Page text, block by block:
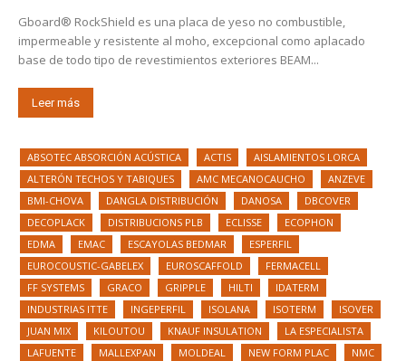
Gboard® RockShield es una placa de yeso no combustible,
impermeable y resistente al moho, excepcional como aplacado
base de todo tipo de revestimientos exteriores BEAM...
Leer más
ABSOTEC ABSORCIÓN ACÚSTICA ACTIS
AISLAMIENTOS LORCA
ALTERÓN TECHOS Y TABIQUES
AMC MECANOCAUCHO
ANZEVE
BMI-CHOVA
DANGLA DISTRIBUCIÓN DANOSA
DBCOVER
DECOPLACK
DISTRIBUCIONS PLB ECLISSE
ECOPHON
EDMA
EMAC ESCAYOLAS BEDMAR
ESPERFIL
EUROCOUSTIC-GABELEX
EUROSCAFFOLD
FERMACELL
FF SYSTEMS
GRACO GRIPPLE HILTI
IDATERM
INDUSTRIAS ITTE
INGEPERFIL ISOLANA ISOTERM
ISOVER
JUAN MIX
KILOUTOU KNAUF INSULATION
LA ESPECIALISTA
LAFUENTE
MALLEXPAN MOLDEAL NEW FORM PLAC
NMC